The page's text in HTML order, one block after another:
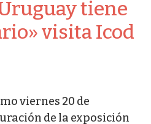
tiene
visita Icod
viernes 20 de
de la exposición